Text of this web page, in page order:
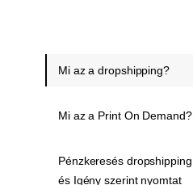
Mi az a dropshipping?
Mi az a Print On Demand?
Pénzkeresés dropshipping
és Igény szerint nyomtat